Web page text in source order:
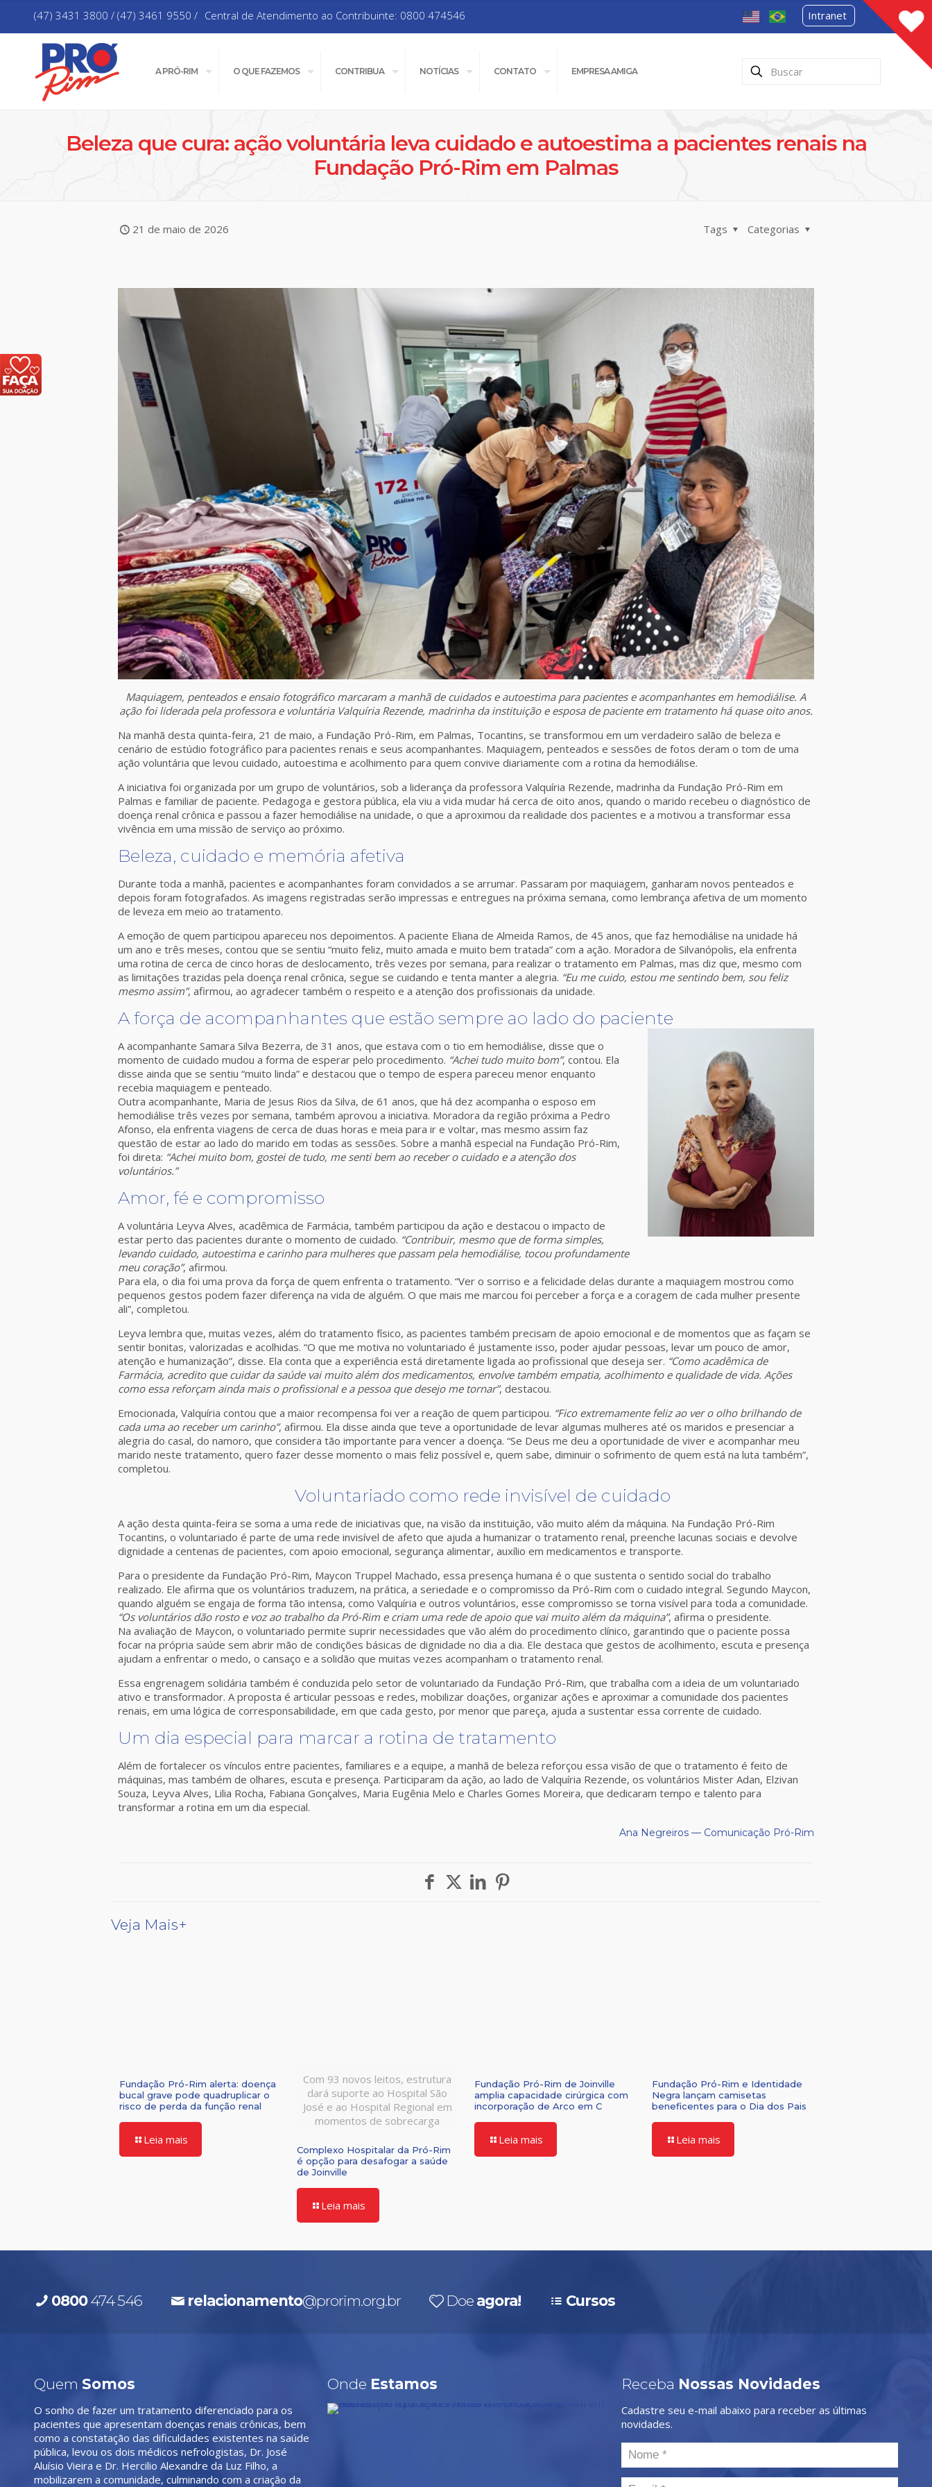
(47) 3431 3800 / (47) 3461 9550 / Central de Atendimento ao Contribuinte: 0800 474546 Intranet
A PRÓ-RIM O QUE FAZEMOS CONTRIBUA NOTÍCIAS CONTATO EMPRESA AMIGA
Beleza que cura: ação voluntária leva cuidado e autoestima a pacientes renais na
Fundação Pró-Rim em Palmas
21 de maio de 2026 Categorias
Tags
Maquiagem, penteados e ensaio fotográfico marcaram a manhã de cuidados e autoestima para pacientes e acompanhantes em hemodiálise. A
ação foi liderada pela professora e voluntária Valquíria Rezende, madrinha da instituição e esposa de paciente em tratamento há quase oito anos.
Na manhã desta quinta-feira, 21 de maio, a Fundação Pró-Rim, em Palmas, Tocantins, se transformou em um verdadeiro salão de beleza e
cenário de estúdio fotográfico para pacientes renais e seus acompanhantes. Maquiagem, penteados e sessões de fotos deram o tom de uma
ação voluntária que levou cuidado, autoestima e acolhimento para quem convive diariamente com a rotina da hemodiálise.
A iniciativa foi organizada por um grupo de voluntários, sob a liderança da professora Valquíria Rezende, madrinha da Fundação Pró-Rim em
Palmas e familiar de paciente. Pedagoga e gestora pública, ela viu a vida mudar há cerca de oito anos, quando o marido recebeu o diagnóstico de
doença renal crônica e passou a fazer hemodiálise na unidade, o que a aproximou da realidade dos pacientes e a motivou a transformar essa
vivência em uma missão de serviço ao próximo.
Beleza, cuidado e memória afetiva
Durante toda a manhã, pacientes e acompanhantes foram convidados a se arrumar. Passaram por maquiagem, ganharam novos penteados e
depois foram fotografados. As imagens registradas serão impressas e entregues na próxima semana, como lembrança afetiva de um momento
de leveza em meio ao tratamento.
A emoção de quem participou apareceu nos depoimentos. A paciente Eliana de Almeida Ramos, de 45 anos, que faz hemodiálise na unidade há
um ano e três meses, contou que se sentiu “muito feliz, muito amada e muito bem tratada” com a ação. Moradora de Silvanópolis, ela enfrenta
uma rotina de cerca de cinco horas de deslocamento, três vezes por semana, para realizar o tratamento em Palmas, mas diz que, mesmo com
as limitações trazidas pela doença renal crônica, segue se cuidando e tenta manter a alegria. “Eu me cuido, estou me sentindo bem, sou feliz
mesmo assim”, afirmou, ao agradecer também o respeito e a atenção dos profissionais da unidade.
A força de acompanhantes que estão sempre ao lado do paciente
A acompanhante Samara Silva Bezerra, de 31 anos, que estava com o tio em hemodiálise, disse que o
momento de cuidado mudou a forma de esperar pelo procedimento. “Achei tudo muito bom”, contou. Ela
disse ainda que se sentiu “muito linda” e destacou que o tempo de espera pareceu menor enquanto
recebia maquiagem e penteado.
Outra acompanhante, Maria de Jesus Rios da Silva, de 61 anos, que há dez acompanha o esposo em
hemodiálise três vezes por semana, também aprovou a iniciativa. Moradora da região próxima a Pedro
Afonso, ela enfrenta viagens de cerca de duas horas e meia para ir e voltar, mas mesmo assim faz
questão de estar ao lado do marido em todas as sessões. Sobre a manhã especial na Fundação Pró-Rim,
foi direta: “Achei muito bom, gostei de tudo, me senti bem ao receber o cuidado e a atenção dos
voluntários.”
Amor, fé e compromisso
A voluntária Leyva Alves, acadêmica de Farmácia, também participou da ação e destacou o impacto de
estar perto das pacientes durante o momento de cuidado. “Contribuir, mesmo que de forma simples,
levando cuidado, autoestima e carinho para mulheres que passam pela hemodiálise, tocou profundamente
meu coração”, afirmou.
Para ela, o dia foi uma prova da força de quem enfrenta o tratamento. “Ver o sorriso e a felicidade delas durante a maquiagem mostrou como
pequenos gestos podem fazer diferença na vida de alguém. O que mais me marcou foi perceber a força e a coragem de cada mulher presente
ali”, completou.
Leyva lembra que, muitas vezes, além do tratamento físico, as pacientes também precisam de apoio emocional e de momentos que as façam se
sentir bonitas, valorizadas e acolhidas. “O que me motiva no voluntariado é justamente isso, poder ajudar pessoas, levar um pouco de amor,
atenção e humanização”, disse. Ela conta que a experiência está diretamente ligada ao profissional que deseja ser. “Como acadêmica de
Farmácia, acredito que cuidar da saúde vai muito além dos medicamentos, envolve também empatia, acolhimento e qualidade de vida. Ações
como essa reforçam ainda mais o profissional e a pessoa que desejo me tornar”, destacou.
Emocionada, Valquíria contou que a maior recompensa foi ver a reação de quem participou. “Fico extremamente feliz ao ver o olho brilhando de
cada uma ao receber um carinho”, afirmou. Ela disse ainda que teve a oportunidade de levar algumas mulheres até os maridos e presenciar a
alegria do casal, do namoro, que considera tão importante para vencer a doença. “Se Deus me deu a oportunidade de viver e acompanhar meu
marido neste tratamento, quero fazer desse momento o mais feliz possível e, quem sabe, diminuir o sofrimento de quem está na luta também”,
completou.
Voluntariado como rede invisível de cuidado
A ação desta quinta-feira se soma a uma rede de iniciativas que, na visão da instituição, vão muito além da máquina. Na Fundação Pró-Rim
Tocantins, o voluntariado é parte de uma rede invisível de afeto que ajuda a humanizar o tratamento renal, preenche lacunas sociais e devolve
dignidade a centenas de pacientes, com apoio emocional, segurança alimentar, auxílio em medicamentos e transporte.
Para o presidente da Fundação Pró-Rim, Maycon Truppel Machado, essa presença humana é o que sustenta o sentido social do trabalho
realizado. Ele afirma que os voluntários traduzem, na prática, a seriedade e o compromisso da Pró-Rim com o cuidado integral. Segundo Maycon,
quando alguém se engaja de forma tão intensa, como Valquíria e outros voluntários, esse compromisso se torna visível para toda a comunidade.
“Os voluntários dão rosto e voz ao trabalho da Pró-Rim e criam uma rede de apoio que vai muito além da máquina”, afirma o presidente.
Na avaliação de Maycon, o voluntariado permite suprir necessidades que vão além do procedimento clínico, garantindo que o paciente possa
focar na própria saúde sem abrir mão de condições básicas de dignidade no dia a dia. Ele destaca que gestos de acolhimento, escuta e presença
ajudam a enfrentar o medo, o cansaço e a solidão que muitas vezes acompanham o tratamento renal.
Essa engrenagem solidária também é conduzida pelo setor de voluntariado da Fundação Pró-Rim, que trabalha com a ideia de um voluntariado
ativo e transformador. A proposta é articular pessoas e redes, mobilizar doações, organizar ações e aproximar a comunidade dos pacientes
renais, em uma lógica de corresponsabilidade, em que cada gesto, por menor que pareça, ajuda a sustentar essa corrente de cuidado.
Um dia especial para marcar a rotina de tratamento
Além de fortalecer os vínculos entre pacientes, familiares e a equipe, a manhã de beleza reforçou essa visão de que o tratamento é feito de
máquinas, mas também de olhares, escuta e presença. Participaram da ação, ao lado de Valquíria Rezende, os voluntários Mister Adan, Elzivan
Souza, Leyva Alves, Lilia Rocha, Fabiana Gonçalves, Maria Eugênia Melo e Charles Gomes Moreira, que dedicaram tempo e talento para
transformar a rotina em um dia especial.
Ana Negreiros — Comunicação Pró-Rim
Veja Mais+
Fundação Pró-Rim alerta: doença
bucal grave pode quadruplicar o
risco de perda da função renal
Leia mais
Com 93 novos leitos, estrutura
dará suporte ao Hospital São
José e ao Hospital Regional em
momentos de sobrecarga
Complexo Hospitalar da Pró-Rim
é opção para desafogar a saúde
de Joinville
Leia mais
Fundação Pró-Rim de Joinville
amplia capacidade cirúrgica com
incorporação de Arco em C
Leia mais
Fundação Pró-Rim e Identidade
Negra lançam camisetas
beneficentes para o Dia dos Pais
Leia mais
0800474 546 relacionamento@prorim.org.br Doe agora! Cursos
Quem Somos
O sonho de fazer um tratamento diferenciado para os
pacientes que apresentam doenças renais crônicas, bem
como a constatação das dificuldades existentes na saúde
pública, levou os dois médicos nefrologistas, Dr. José
Aluísio Vieira e Dr. Hercilio Alexandre da Luz Filho, a
mobilizarem a comunidade, culminando com a criação da
Onde Estamos Receba Nossas Novidades
Cadastre seu e-mail abaixo para receber as últimas
novidades.